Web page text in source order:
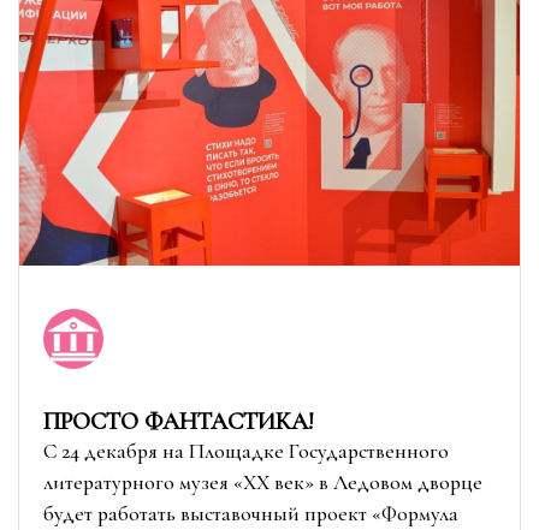
ПРОСТО ФАНТАСТИКА!
С 24 декабря на Площадке Государственного
литературного музея «ХХ век» в Ледовом дворце
будет работать выставочный проект «Формула